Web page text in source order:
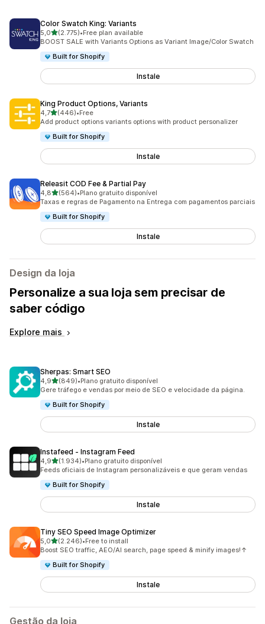
Color Swatch King: Variants
5,0de 5 estrelas
(2.775)
2775 total de avaliações
•Free plan available
BOOST SALE with Variants Options as Variant Image/Color Swatch
Built for Shopify
Instale
King Product Options, Variants
4,7de 5 estrelas
(446)
446 total de avaliações
•Free
Add product options variants options with product personalizer
Built for Shopify
Instale
Releasit COD Fee & Partial Pay
4,8de 5 estrelas
(564)
564 total de avaliações
•Plano gratuito disponível
Taxas e regras de Pagamento na Entrega com pagamentos parciais
Built for Shopify
Instale
Design da loja
Personalize a sua loja sem precisar de
saber código
Explore mais
Sherpas: Smart SEO
4,9de 5 estrelas
(849)
849 total de avaliações
•Plano gratuito disponível
Gere tráfego e vendas por meio de SEO e velocidade da página.
Built for Shopify
Instale
Instafeed ‑ Instagram Feed
4,9de 5 estrelas
(1.934)
1934 total de avaliações
•Plano gratuito disponível
Feeds oficiais de Instagram personalizáveis e que geram vendas
Built for Shopify
Instale
Tiny SEO Speed Image Optimizer
5,0de 5 estrelas
(2.246)
2246 total de avaliações
•Free to install
Boost SEO traffic, AEO/AI search, page speed & minify images!↑
Built for Shopify
Instale
Gestão da loja